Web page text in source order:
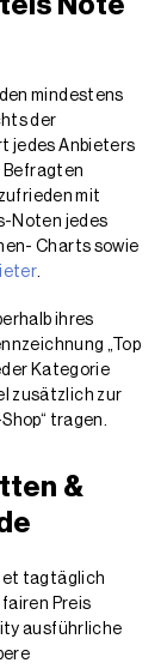
mindestens
der
jedes Anbieters
Befragten
mit
Noten jedes
Charts sowie
.
ihres
„Top
Kategorie
zusätzlich zur
tragen.
&
tagtäglich
Preis
ausführliche